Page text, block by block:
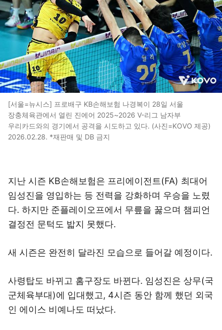
[서울=뉴시스] 프로배구 KB손해보험 나경복이 28일 서울
장충체육관에서 열린 진에어 2025~2026 V-리그 남자부
우리카드와의 경기에서 공격을 시도하고 있다. (사진=KOVO 제공)
2026.02.28. *재판매 및 DB 금지
지난 시즌 KB손해보험은 프리에이전트(FA) 최대어
임성진을 영입하는 등 전력을 강화하며 우승을 노렸
다. 하지만 준플레이오프에서 무릎을 꿇으며 챔피언
결정전 문턱도 밟지 못했다.
새 시즌은 완전히 달라진 모습으로 들어갈 예정이다.
사령탑도 바뀌고 홈구장도 바뀐다. 임성진은 상무(국
군체육부대)에 입대했고, 4시즌 동안 함께 했던 외국
인 에이스 비예나도 떠났다.